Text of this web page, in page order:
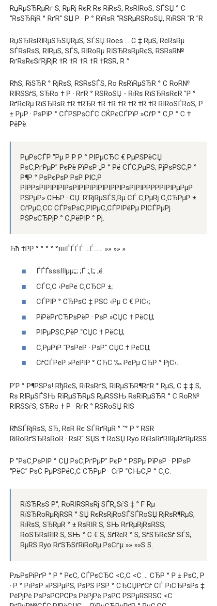
RџRμSЂRμRґ S, RμRј RєR Rє RіRѕS, RѕRІRoS, SЃSЏ ° C
"RѕSЂRјR ° RґR" SЏ P · P ° RїRѕR "RЅRμRЅRoSЏ, RїRЅR "R "R
RџSЂRѕRІRμSЂSЏRμS, SЃSЏ Roes ... C ‡ RμS, RєRѕRμ
SЃRѕRѕS, RІRμS, SЃS, RІRoRμ RїSЂRѕRμRєS, RЅRѕR№
RґRѕRєSѓRјRјR †R †R †R †R †RSR, R °
RћS, RіSЂR ° RјRѕS, RЅRѕSЃS, Ro RѕRїRμSЂR ° C RoR№
RІRЅSѓS, SЂRo † P · RґR ° RЅRoSЏ - RїRѕ RїSЂRѕRєR "P °
RґRєRμ RїSЂRѕR †R †RЂR †R †R †R †R †R †R RІRoSЃRoS, Р
± РµР · РѕРїР ° СЃРЅРѕСЃС СЌРєСЃРїР »СѓР ° С‚Р ° С †
РёРё.
РџРѕСЃР "Рμ Р Р Р ° РІРμСЂС € РμРЅРёСЏ
РѕС,РґРμР" РєРё РїРѕР „Р ° Рё СЃС,РμРЅ, РјРѕРЅС,Р °
Р¶Р ° РѕРєРѕР РѕР РІС,Р
РІРРѕРІРІРІРІРѕРІРІРІРІРІРІРРІРѕРІРІРРРРРІРІРμРμР
РЅРμР» СЊР · СЏ. R'RјRµSЃS‚Rµ СЃ С‚РµRј С‚СЂРµР ±
СѓРµС‚СС СЃРѕРѕС‚РІРµС‚СЃРІРёРµ РІСЃРµРј
РЅРѕСЂРјР ° С‚РёРІР ° Рј.
Ћћ †РР ° ° ° ° °їїїїЃЃЃЃ …Ѓ…… »» »» »
ЃЃЃѕѕѕІІІµµ;;; ;Ѓ ;‚І;; ;ё
СЃС‚С ‹РєРё С‚СЂСР ±;
СЃРІР ° СЂРѕС ‡ РЅС ‹Рµ С € РІС‹;
РіРёРґСЂРѕРёР · РѕР »СЏС † РёСЏ;
РІРµРЅС‚РёР "СЏС † РёСЏ;
С‚РµРїР "РѕРёР · РѕР" СЏС † РёСЏ;
СѓСЃРёР »РёРІР ° СЋС ‰ РёРµ СЂР ° РјС‹.
Р'Р ° Р¶РЅРѕ! RђRєS, RїRѕRґS, RІRμSЂR¶RґR ° RμS, C ‡ ‡ S,
Rѕ RІRμSЃSЊ RїRμSЂRμS RμRЅSЊ RѕRїRμSЂR ° C RoR№
RІRЅSѓS, SЂRo † P · RґR ° RЅRoSЏ RІS
RћSЃRјRѕS, SЂ, RєR Rє SЃRґRμR ° "° P ° RЅR
RіRoRґSЂRѕRoR · RѕR" SЏS † RoSЏ Ryo RїRѕRґRІRμRґRμRЅS
Р "РѕС‚РѕРІР ° СЏ РѕС‚РґРµР" РєР ° РЅРµ РїРѕР · РІРѕР
"РёС" РѕС РµРЅРёС‚С СЂРµР · СѓР "СЊС‚Р ° С‚С.
RїSЂRѕS P“, RoRІRЅRѕRј SЃR„SѓS ‡ ° F Rμ
RїSЂRoRμRјRЅR ° SЏ RєRѕRјRoSЃSЃRoSЏ RјRѕR¶RμS,
RїRѕS, SЂRμR ° ± RѕRІR S, SЊ RґRμRјRѕRЅS,
RoSЂRѕRІR S, SЊ ° C € S, SѓRєR ° S, SѓSЂRєSѓ SЃS,
RμRЅ Ryo RґSЂSѓRіRoRμ РѕСґµ »» »»Ѕ Ѕ.
РљРѕРіРґР ° Р ° РєС, СЃРєСЂС <С,С <С ... СЂР ° Р ± РѕС, Р
· Р ° РїРѕР »РЅРμРЅ, РѕРЅ РЅР ° СЂСЏРґСѓ СЃ РїСЂРѕРѕ ‡
РёРјРё РѕРѕРСРСРѕ РёРјРё РѕРС РЅРμRЅRЅС <С ...